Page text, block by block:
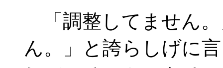
「調整してません
ん。」と誇らしげに